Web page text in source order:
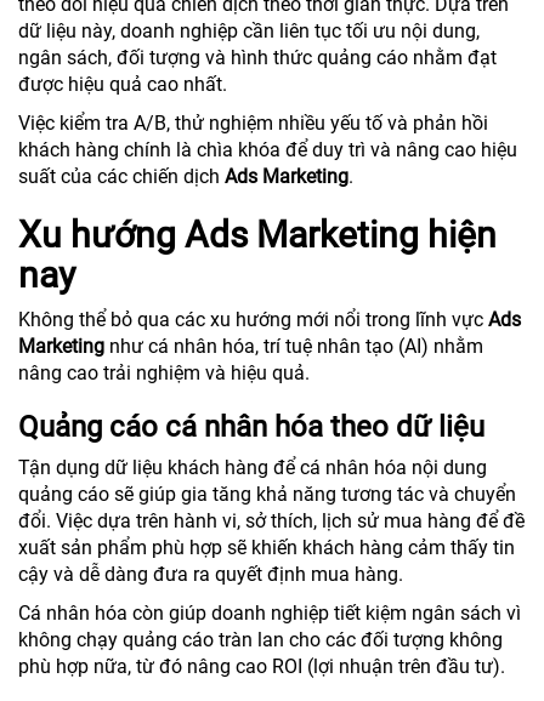
dữ liệu này, doanh nghiệp cần liên tục tối ưu nội dung,
ngân sách, đối tượng và hình thức quảng cáo nhằm đạt
được hiệu quả cao nhất.
Việc kiểm tra A/B, thử nghiệm nhiều yếu tố và phản hồi
khách hàng chính là chìa khóa để duy trì và nâng cao hiệu
suất của các chiến dịch Ads Marketing.
Xu hướng Ads Marketing hiện
nay
Không thể bỏ qua các xu hướng mới nổi trong lĩnh vực Ads
Marketing như cá nhân hóa, trí tuệ nhân tạo (AI) nhằm
nâng cao trải nghiệm và hiệu quả.
Quảng cáo cá nhân hóa theo dữ liệu
Tận dụng dữ liệu khách hàng để cá nhân hóa nội dung
quảng cáo sẽ giúp gia tăng khả năng tương tác và chuyển
đổi. Việc dựa trên hành vi, sở thích, lịch sử mua hàng để đề
xuất sản phẩm phù hợp sẽ khiến khách hàng cảm thấy tin
cậy và dễ dàng đưa ra quyết định mua hàng.
Cá nhân hóa còn giúp doanh nghiệp tiết kiệm ngân sách vì
không chạy quảng cáo tràn lan cho các đối tượng không
phù hợp nữa, từ đó nâng cao ROI (lợi nhuận trên đầu tư).